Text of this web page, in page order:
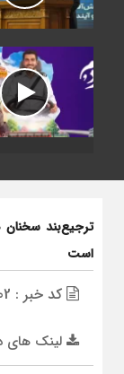
ترجیع‌بند سخنان
است
کد خبر : 3902
لینک های